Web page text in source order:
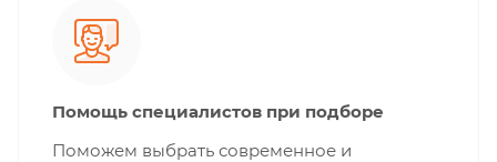
Помощь специалистов при подборе
Поможем выбрать современное и